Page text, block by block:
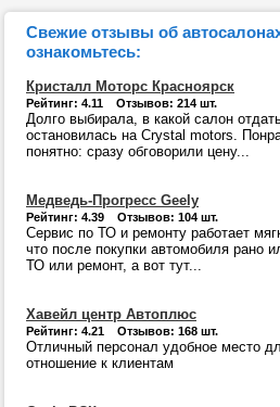
Свежие отзывы об
ознакомьтесь:
Кристалл Моторс Красноярск
Рейтинг: 4.11 Отзывов: 214 шт.
Долго выбирала, в какой салон
остановилась на Crystal motors.
понятно: сразу обговорили цену...
Медведь-Прогресс Geely
Рейтинг: 4.39 Отзывов: 104 шт.
Сервис по ТО и ремонту работает
что после покупки автомобиля рано
ТО или ремонт, а вот тут...
Хавейл центр Автоплюс
Рейтинг: 4.21 Отзывов: 168 шт.
Отличный персонал удобное место
отношение к клиентам